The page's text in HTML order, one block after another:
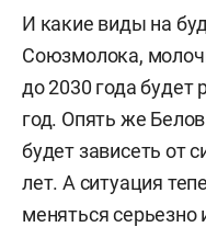
И какие виды на
Союзмолока,
до 2030 года будет
год. Опять же
будет зависеть от
лет. А ситуация
меняться серьезно